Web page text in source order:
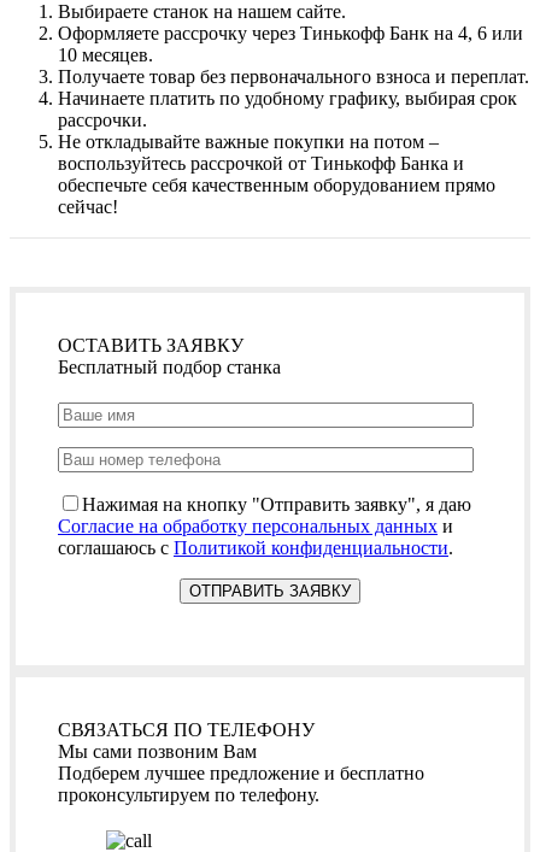
Выбираете станок на нашем сайте.
Оформляете рассрочку через Тинькофф Банк на 4, 6 или
10 месяцев.
Получаете товар без первоначального взноса и переплат.
Начинаете платить по удобному графику, выбирая срок
рассрочки.
Не откладывайте важные покупки на потом –
воспользуйтесь рассрочкой от Тинькофф Банка и
обеспечьте себя качественным оборудованием прямо
сейчас!
ОСТАВИТЬ ЗАЯВКУ
Бесплатный подбор станка
Нажимая на кнопку "Отправить заявку", я даю
Согласие на обработку персональных данных и
соглашаюсь с Политикой конфиденциальности.
СВЯЗАТЬСЯ ПО ТЕЛЕФОНУ
Мы сами позвоним Вам
Подберем лучшее предложение и бесплатно
проконсультируем по телефону.